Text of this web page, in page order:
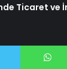
Ticaret ve